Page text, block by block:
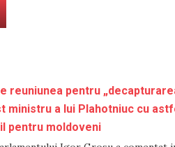
reuniunea pentru
ministru a lui Plahotniuc cu
pentru moldoveni